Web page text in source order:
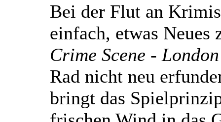
Bei der Flut an
einfach, etwas Neues
Crime Scene -
Rad nicht neu
bringt das